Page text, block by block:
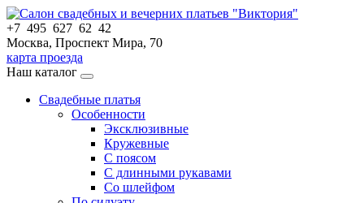
+7 495 627 62 42
Москва, Проспект Мира, 70
карта проезда
Наш каталог
Свадебные платья
Особенности
Эксклюзивные
Кружевные
С поясом
С длинными рукавами
Со шлейфом